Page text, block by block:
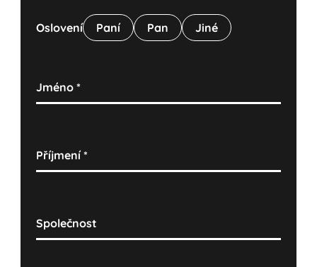
Oslovení Paní Pan Jiné
Jméno*
Příjmení*
Společnost